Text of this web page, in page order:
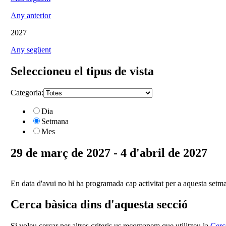
Any anterior
2027
Any següent
Seleccioneu el tipus de vista
Categoria:
Dia
Setmana
Mes
29 de març de 2027 - 4 d'abril de 2027
En data d'avui no hi ha programada cap activitat per a aquesta
Cerca bàsica dins d'aquesta secció